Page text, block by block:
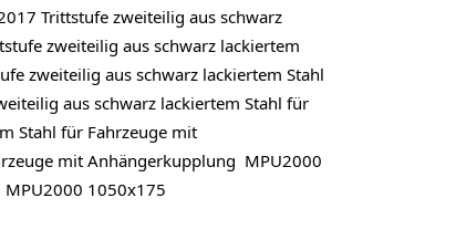
Trittstufe zweiteilig aus schwarz
zweiteilig aus schwarz lackiertem
zweiteilig aus schwarz lackiertem Stahl
aus schwarz lackiertem Stahl für
Stahl für Fahrzeuge mit
mit Anhängerkupplung MPU2000
1050x175